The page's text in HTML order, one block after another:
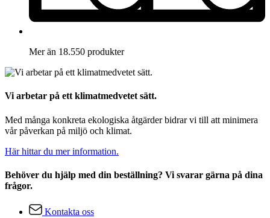
Mer än 18.550 produkter
Vi arbetar på ett klimatmedvetet sätt.
Med många konkreta ekologiska åtgärder bidrar vi till att minimera
vår påverkan på miljö och klimat.
Här hittar du mer information.
Behöver du hjälp med din beställning? Vi svarar gärna på dina
frågor.
Kontakta oss